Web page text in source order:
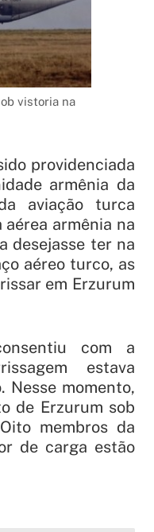
vistoria na
providenciada
armênia da
aviação turca
armênia na
desejasse ter na
aéreo turco, as
em Erzurum
com a
estava
Nesse momento,
de Erzurum sob
membros da
de carga estão